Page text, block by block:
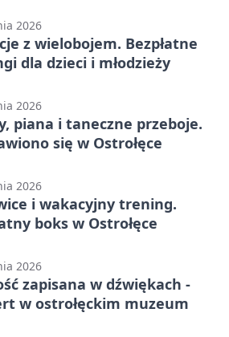
2026
z wielobojem. Bezpłatne
dla dzieci i młodzieży
2026
piana i taneczne przeboje.
się w Ostrołęce
2026
i wakacyjny trening.
boks w Ostrołęce
2026
zapisana w dźwiękach -
w ostrołęckim muzeum